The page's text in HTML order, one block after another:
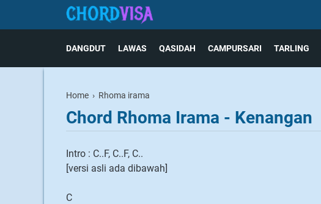
DANGDUT LAWAS QASIDAH CAMPURSARI TARLING
Home › Rhoma irama
Chord Rhoma Irama - Kenangan
Intro : C..F, C..F, C..
[versi asli ada dibawah]
C